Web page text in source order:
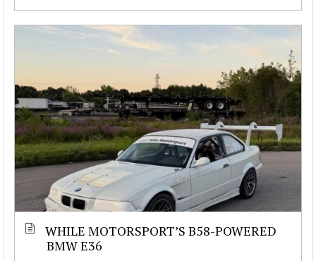
WHILE MOTORSPORT’S B58-POWERED
BMW E36